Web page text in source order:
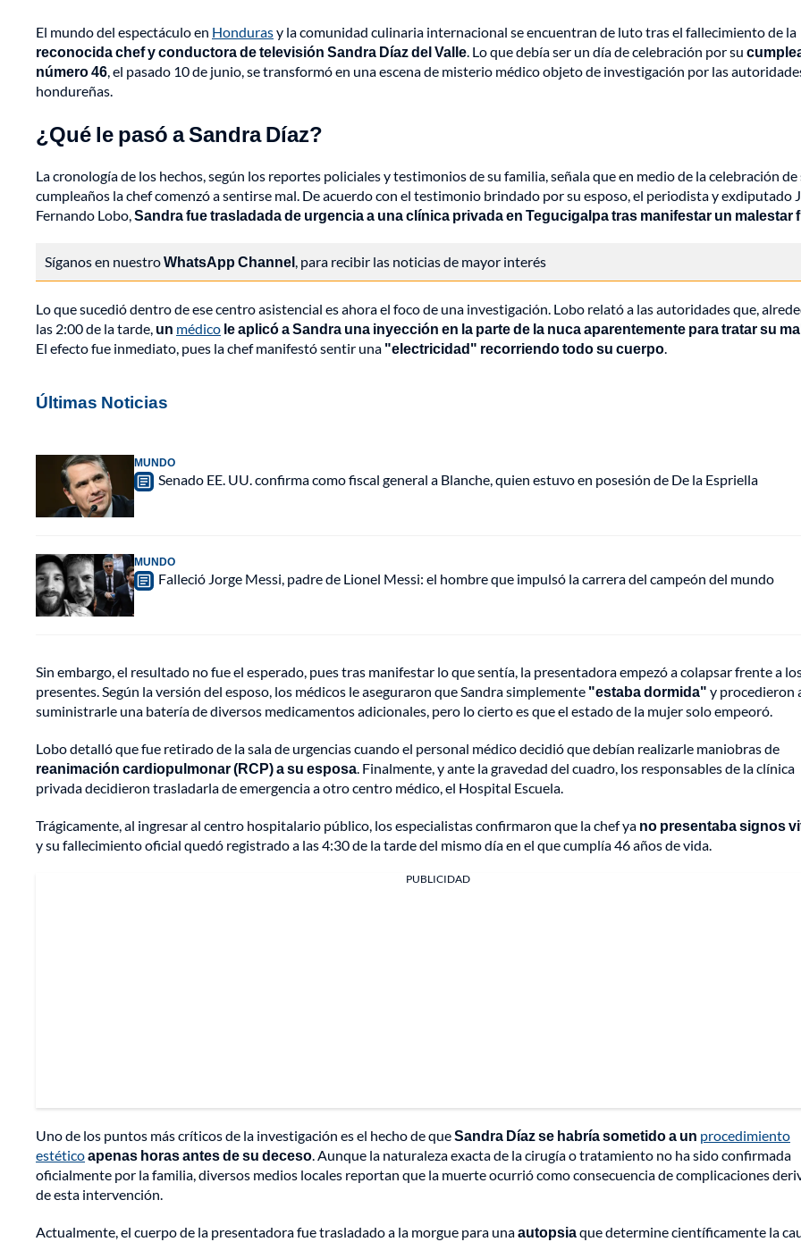
El mundo del espectáculo en Hondurasy la comunidad culinaria internacional se encuentran de luto tras el fallecimiento de la
reconocida chef y conductora de televisión Sandra Díaz del Valle. Lo que debía ser un día de celebración por su
número 46, el pasado 10 de junio, se transformó en una escena de misterio médico objeto de investigación por las
hondureñas.
¿Qué le pasó a Sandra Díaz?
La cronología de los hechos, según los reportes policiales y testimonios de su familia, señala que en medio de la celebración de
cumpleaños la chef comenzó a sentirse mal. De acuerdo con el testimonio brindado por su esposo, el periodista y exdiputado
Fernando Lobo,Sandra fue trasladada de urgencia a una clínica privada en Tegucigalpa tras manifestar un malestar
Síganos en nuestroWhatsApp Channel, para recibir las noticias de mayor interés
Lo que sucedió dentro de ese centro asistencial es ahora el foco de una investigación. Lobo relató a las autoridades que,
las 2:00 de la tarde, un médico le aplicó a Sandra una inyección en la parte de la nuca aparentemente para tratar su
El efecto fue inmediato, pues la chef manifestó sentir una "electricidad" recorriendo todo su cuerpo.
Últimas Noticias
MUNDO
Senado EE. UU. confirma como fiscal general a Blanche, quien estuvo en posesión de De la Espriella
MUNDO
Falleció Jorge Messi, padre de Lionel Messi: el hombre que impulsó la carrera del campeón del mundo
Sin embargo, el resultado no fue el esperado, pues tras manifestar lo que sentía, la presentadora empezó a colapsar frente a
presentes. Según la versión del esposo, los médicos le aseguraron que Sandra simplemente "estaba dormida" y procedieron
suministrarle una batería de diversos medicamentos adicionales, pero lo cierto es que el estado de la mujer solo empeoró.
Lobo detalló que fue retirado de la sala de urgencias cuando el personal médico decidió que debían realizarle maniobras de
reanimación cardiopulmonar (RCP) a su esposa. Finalmente, y ante la gravedad del cuadro, los responsables de la clínica
privada decidieron trasladarla de emergencia a otro centro médico, el Hospital Escuela.
Trágicamente, al ingresar al centro hospitalario público, los especialistas confirmaron que la chef ya no presentaba signos
y su fallecimiento oficial quedó registrado a las 4:30 de la tarde del mismo día en el que cumplía 46 años de vida.
PUBLICIDAD
Uno de los puntos más críticos de la investigación es el hecho de queSandra Díaz se habría sometido a un procedimiento
estéticoapenas horas antes de su deceso. Aunque la naturaleza exacta de la cirugía o tratamiento no ha sido confirmada
oficialmente por la familia, diversos medios locales reportan que la muerte ocurrió como consecuencia de complicaciones
de esta intervención.
Actualmente, el cuerpo de la presentadora fue trasladado a la morgue para unaautopsiaque determine científicamente la